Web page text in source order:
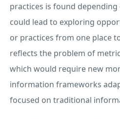
practices is found depending
could lead to exploring
or practices from one place
reflects the problem of
which would require new
information frameworks
focused on traditional